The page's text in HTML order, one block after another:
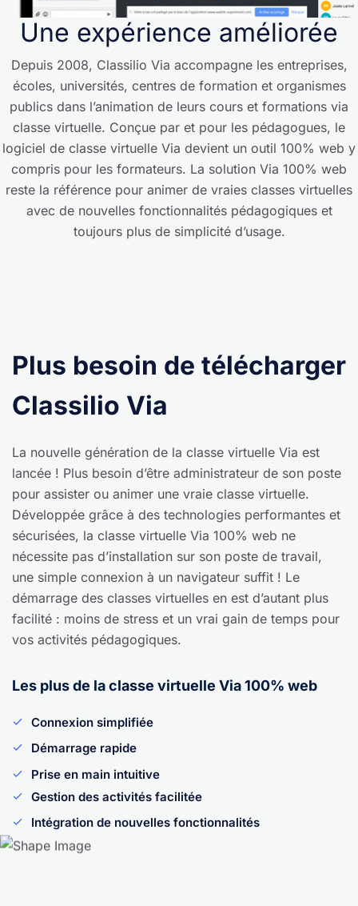
Une expérience améliorée
Depuis 2008, Classilio Via accompagne les entreprises,
écoles, universités, centres de formation et organismes
publics dans l’animation de leurs cours et formations via
classe virtuelle. Conçue par et pour les pédagogues, le
logiciel de classe virtuelle Via devient un outil 100% web y
compris pour les formateurs. La solution Via 100% web
reste la référence pour animer de vraies classes virtuelles
avec de nouvelles fonctionnalités pédagogiques et
toujours plus de simplicité d’usage.
Plus besoin de télécharger
Classilio Via
La nouvelle génération de la classe virtuelle Via est
lancée ! Plus besoin d’être administrateur de son poste
pour assister ou animer une vraie classe virtuelle.
Développée grâce à des technologies performantes et
sécurisées, la classe virtuelle Via 100% web ne
nécessite pas d’installation sur son poste de travail,
une simple connexion à un navigateur suffit ! Le
démarrage des classes virtuelles en est d’autant plus
facilité : moins de stress et un vrai gain de temps pour
vos activités pédagogiques.
Les plus de la classe virtuelle Via 100% web
Connexion simplifiée
Démarrage rapide
Prise en main intuitive
Gestion des activités facilitée
Intégration de nouvelles fonctionnalités